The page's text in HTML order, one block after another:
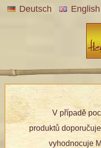
Deutsch English
Patentní medicína
» 010
010
V případě
produktů
vyhodnocuje